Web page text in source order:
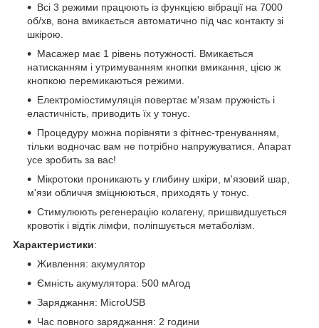
Всі 3 режими працюють із функцією вібрації на 7000
об/хв, вона вмикається автоматично під час контакту зі
шкірою.
Масажер має 1 рівень потужності. Вмикається
натисканням і утримуванням кнопки вмикання, цією ж
кнопкою перемикаються режими.
Електроміостимуляція повертає м'язам пружність і
еластичність, приводить їх у тонус.
Процедуру можна порівняти з фітнес-тренуванням,
тільки водночас вам не потрібно напружуватися. Апарат
усе зробить за вас!
Мікротоки проникають у глибину шкіри, м'язовий шар,
м'язи обличчя зміцнюються, приходять у тонус.
Стимулюють регенерацію колагену, пришвидшується
кровотік і відтік лімфи, поліпшується метаболізм.
Характеристики:
Живлення: акумулятор
Ємність акумулятора: 500 мАгод
Заряджання: MicroUSB
Час повного заряджання: 2 години